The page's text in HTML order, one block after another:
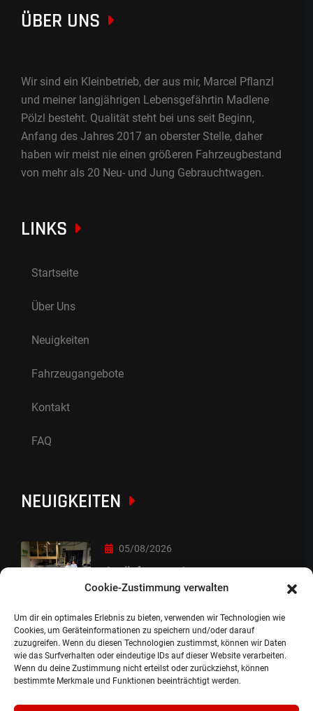
Cookie-Zustimmung verwalten
Um dir ein optimales Erlebnis zu bieten, verwenden wir Technologien wie
Cookies, um Geräteinformationen zu speichern und/oder darauf
zuzugreifen. Wenn du diesen Technologien zustimmst, können wir Daten
wie das Surfverhalten oder eindeutige IDs auf dieser Website verarbeiten.
Wenn du deine Zustimmung nicht erteilst oder zurückziehst, können
bestimmte Merkmale und Funktionen beeinträchtigt werden.
ÜBER UNS
Wir sind ein Kleinbetrieb, der aus mir, Marcel Pflanzl
und meiner langjährigen Lebensgefährtin Madlene
Pölzl besteht. Qualität steht bei uns seit Beginn,
Anfang des Jahres 2017 an oberster Stelle, daher
haben wir meist nie einen größeren Fahrzeugbestand
von mehr als 20 Neu- und Jung Gebrauchtwagen.
LINKS
Startseite
Über Uns
Neuigkeiten
Fahrzeugangebote
Kontakt
FAQ
NEUIGKEITEN
05/08/2026
Auslieferung :-)
05/08/2026
besondere Übergabe